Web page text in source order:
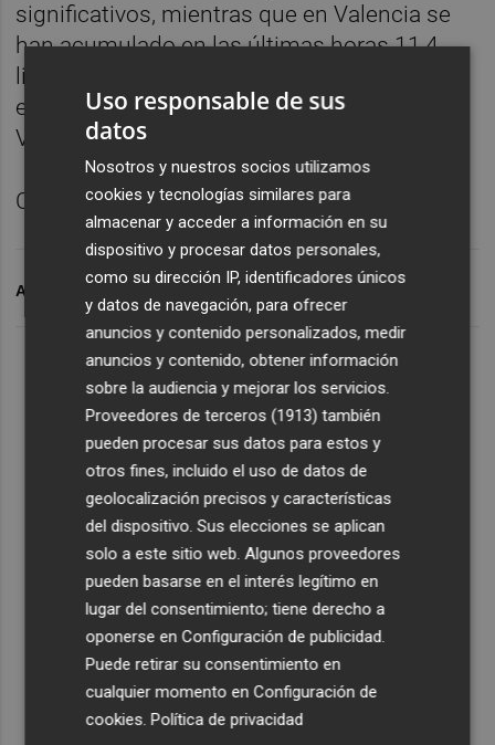
significativos, mientras que en Valencia se
han acumulado en las últimas horas 11,4
litros por metro cuadrado en Montesa, 10,6
en Canals y 9,6 en Otos, según la Asociación
Valenciana de Meteorología (Avamet).
Copiar al portapapelesImprimir
ARCHIVADO EN
Uso responsable de sus
datos
Nosotros y nuestros socios utilizamos
cookies y tecnologías similares para
almacenar y acceder a información en su
dispositivo y procesar datos personales,
como su dirección IP, identificadores únicos
y datos de navegación, para ofrecer
anuncios y contenido personalizados, medir
anuncios y contenido, obtener información
sobre la audiencia y mejorar los servicios.
Proveedores de terceros (1913) también
pueden procesar sus datos para estos y
otros fines, incluido el uso de datos de
geolocalización precisos y características
del dispositivo. Sus elecciones se aplican
solo a este sitio web. Algunos proveedores
pueden basarse en el interés legítimo en
lugar del consentimiento; tiene derecho a
oponerse enConfiguración de publicidad.
Puede retirar su consentimiento en
cualquier momento enConfiguración de
cookies.Política de privacidad